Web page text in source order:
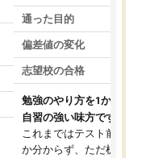
通った目的
偏差値の変化
志望校の合格
勉強のやり方を1から教
自習の強い味方です。
これまではテスト前に何
か分からず、ただ机に座